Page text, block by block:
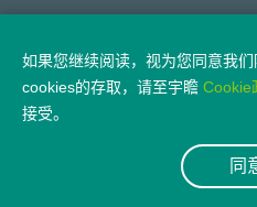
网站
© 2026 Apacer Technology
如果您继续阅读，视为您同意我
cookies的存取，请至宇瞻 Cookie
接受。
同